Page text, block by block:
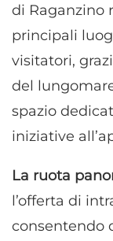
di Raganzino
principali
visitatori,
del
spazio
iniziative
La ruota
l’offerta di
consentendo